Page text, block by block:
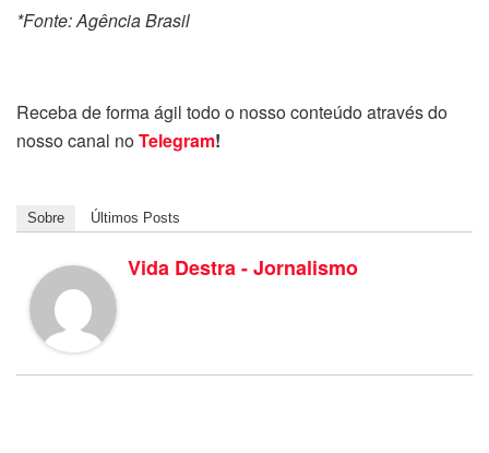
*Fonte: Agência Brasil
Receba de forma ágil todo o nosso conteúdo através do
nosso canal noTelegram!
Sobre Últimos Posts
Vida Destra - Jornalismo